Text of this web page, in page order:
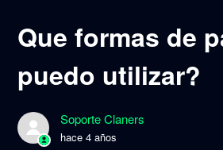
Que formas de
puedo utilizar?
Soporte Claners
hace 4 años